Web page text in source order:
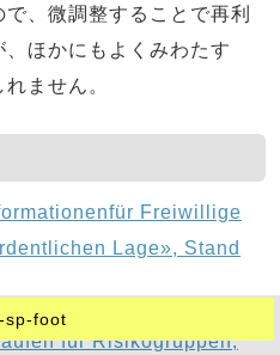
、微調整することで再利
ほかにもよくみわたす
ません。
Freiwillige
Lage», Stand
für Risikogruppen,
sp-foot